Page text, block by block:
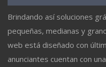
Brindando así soluciones
pequeñas, medianas y
web está diseñado con
anunciantes cuentan con